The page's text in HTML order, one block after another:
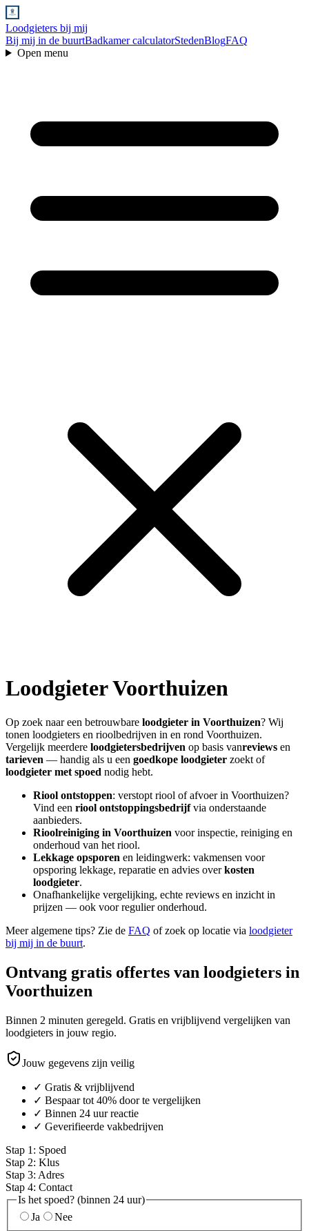
Loodgieters bij mij
Bij mij in de buurtBadkamer calculatorStedenBlogFAQ
Open menu
LoodgieterVoorthuizen
Op zoek naar een betrouwbare loodgieter in Voorthuizen? Wij
tonen loodgieters en rioolbedrijven in en rond Voorthuizen.
Vergelijk meerdere loodgietersbedrijven op basis vanreviews en
tarieven — handig als u een goedkope loodgieter zoekt of
loodgieter met spoed nodig hebt.
Riool ontstoppen: verstopt riool of afvoer in Voorthuizen?
Vind een riool ontstoppingsbedrijfvia onderstaande
aanbieders.
Rioolreiniging in Voorthuizen voor inspectie, reiniging en
onderhoud van het riool.
Lekkage opsporen en leidingwerk: vakmensen voor
opsporing lekkage, reparatie en advies overkosten
loodgieter.
Onafhankelijke vergelijking, echte reviews en inzicht in
prijzen — ook voor regulier onderhoud.
Meer algemene tips? Zie de FAQ of zoek op locatie via loodgieter
bij mij in de buurt.
Ontvang gratis offertes van loodgieters in
Voorthuizen
Binnen 2 minuten geregeld. Gratis en vrijblijvend vergelijken van
loodgieters in jouw regio.
Jouw gegevens zijn veilig
✓ Gratis & vrijblijvend
✓ Bespaar tot 40% door te vergelijken
✓ Binnen 24 uur reactie
✓ Geverifieerde vakbedrijven
Stap 1 : Spoed
Stap 2: Klus
Stap 3: Adres
Stap 4: Contact
Is het spoed? (binnen 24 uur)
Ja
Nee